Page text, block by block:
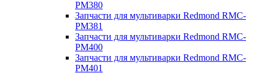
PM380
Запчасти для мультиварки Redmond RMC-
PM381
Запчасти для мультиварки Redmond RMC-
PM400
Запчасти для мультиварки Redmond RMC-
PM401